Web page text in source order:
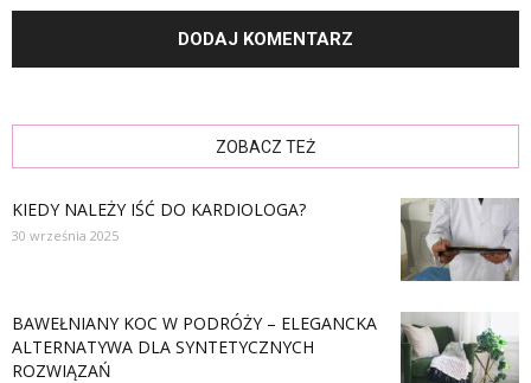
ZOBACZ TEŻ
KIEDY NALEŻY IŚĆ DO KARDIOLOGA?
30 września 2025
BAWEŁNIANY KOC W PODRÓŻY – ELEGANCKA
ALTERNATYWA DLA SYNTETYCZNYCH
ROZWIĄZAŃ